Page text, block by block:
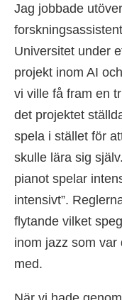
Jag jobbade
Universitet under
projekt inom AI
vi ville få fram en
det projektet
spela i stället för
skulle lära sig
pianot spelar
intensivt”.
flytande vilket
inom jazz som
med.